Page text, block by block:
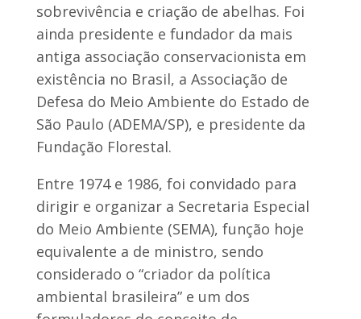
sobrevivência e criação de abelhas. Foi
ainda presidente e fundador da mais
antiga associação conservacionista em
existência no Brasil, a Associação de
Defesa do Meio Ambiente do Estado de
São Paulo (ADEMA/SP), e presidente da
Fundação Florestal.
Entre 1974 e 1986, foi convidado para
dirigir e organizar a Secretaria Especial
do Meio Ambiente (SEMA), função hoje
equivalente a de ministro, sendo
considerado o “criador da política
ambiental brasileira” e um dos